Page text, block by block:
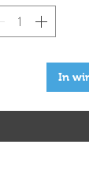
In